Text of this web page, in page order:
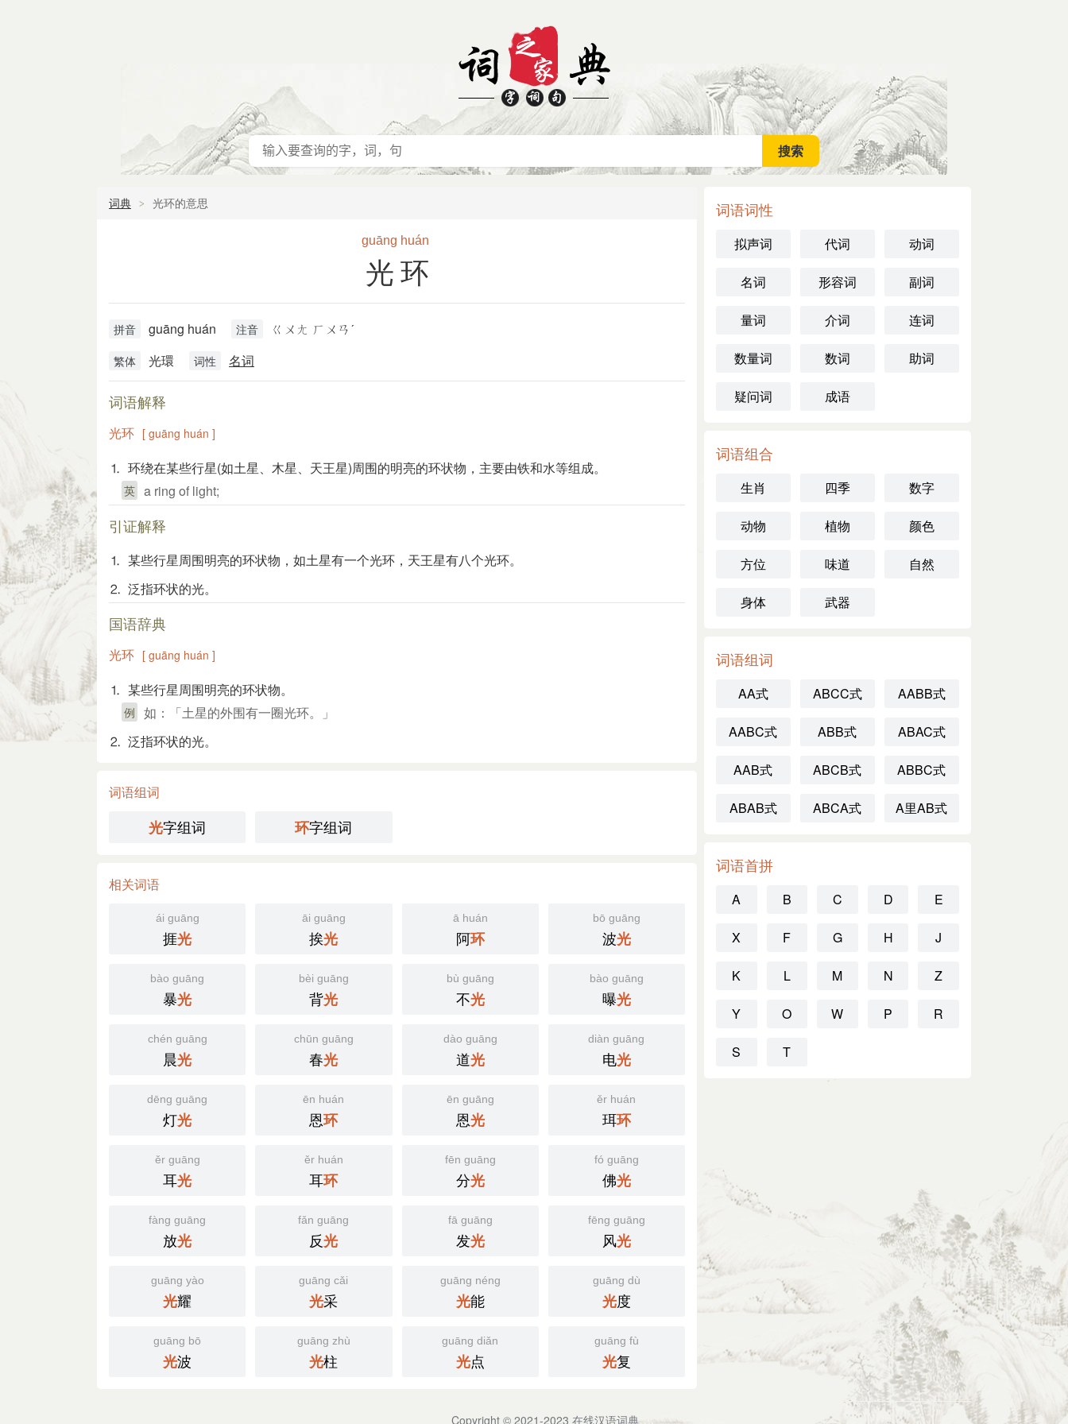
词典 光环的意思
guāng huán
光环
拼音 guāng huán 注音 ㄍㄨㄤ ㄏㄨㄢˊ
繁体 光環 词性 名词
词语解释
光环 [ guāng huán ]
⒈ 环绕在某些行星(如土星、木星、天王星)周围的明亮的环状物，主要由铁和水等组成。
英 a ring of light;
引证解释
⒈ 某些行星周围明亮的环状物，如土星有一个光环，天王星有八个光环。
⒉ 泛指环状的光。
国语辞典
光环 [ guāng huán ]
⒈ 某些行星周围明亮的环状物。
例 如：「土星的外围有一圈光环。」
⒉ 泛指环状的光。
词语组词
光字组词 环字组词
相关词语
ái guāng
捱光
āi guāng
挨光
ā huán
阿环
bō guāng
波光
bào guāng
暴光
bèi guāng
背光
bù guāng
不光
bào guāng
曝光
chén guāng
晨光
chūn guāng
春光
dào guāng
道光
diàn guāng
电光
dēng guāng
灯光
ēn huán
恩环
ēn guāng
恩光
ěr huán
珥环
ěr guāng
耳光
ěr huán
耳环
fēn guāng
分光
fó guāng
佛光
fàng guāng
放光
fǎn guāng
反光
fā guāng
发光
fēng guāng
风光
guāng yào
光耀
guāng cǎi
光采
guāng néng
光能
guāng dù
光度
guāng bō
光波
guāng zhù
光柱
guāng diǎn
光点
guāng fù
光复
词语词性
拟声词 代词 动词
名词 形容词 副词
量词 介词 连词
数量词 数词 助词
疑问词 成语
词语组合
生肖 四季 数字
动物 植物 颜色
方位 味道 自然
身体 武器
词语组词
AA式 ABCC式 AABB式
AABC式 ABB式 ABAC式
AAB式 ABCB式 ABBC式
ABAB式 ABCA式 A里AB式
词语首拼
A B C D E
X F G H J
K L M N Z
Y O W P R
S T
Copyright © 2021-2023 在线汉语词典